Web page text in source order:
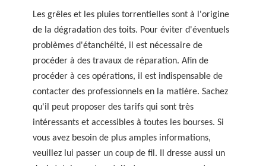
Les grêles et les pluies torrentielles sont à l'origine
de la dégradation des toits. Pour éviter d'éventuels
problèmes d'étanchéité, il est nécessaire de
procéder à des travaux de réparation. Afin de
procéder à ces opérations, il est indispensable de
contacter des professionnels en la matière. Sachez
qu'il peut proposer des tarifs qui sont très
intéressants et accessibles à toutes les bourses. Si
vous avez besoin de plus amples informations,
veuillez lui passer un coup de fil. Il dresse aussi un